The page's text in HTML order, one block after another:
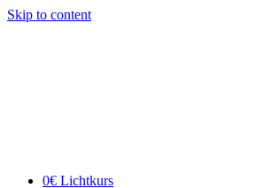
Skip to content
0€ Lichtkurs